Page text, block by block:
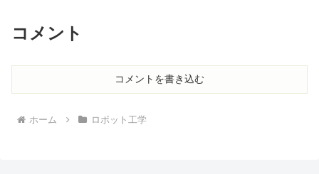
コメント
コメントを書き込む
ホーム ロボット工学